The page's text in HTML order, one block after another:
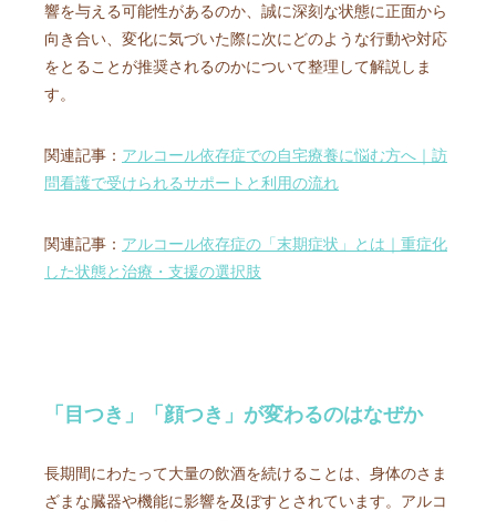
響を与える可能性があるのか、誠に深刻な状態に正面から
向き合い、変化に気づいた際に次にどのような行動や対応
をとることが推奨されるのかについて整理して解説しま
す。
関連記事： アルコール依存症での自宅療養に悩む方へ｜訪
問看護で受けられるサポートと利用の流れ
関連記事： アルコール依存症の「末期症状」とは｜重症化
した状態と治療・支援の選択肢
「目つき」「顔つき」が変わるのはなぜか
長期間にわたって大量の飲酒を続けることは、身体のさま
ざまな臓器や機能に影響を及ぼすとされています。アルコ